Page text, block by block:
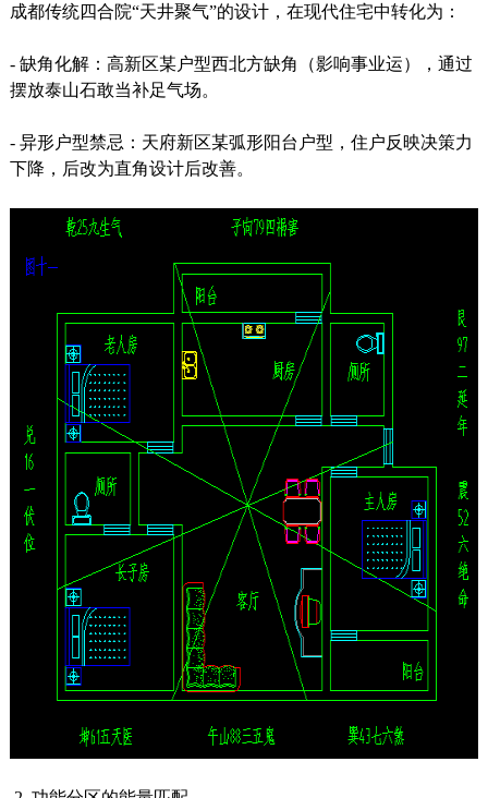
成都传统四合院“天井聚气”的设计，在现代住宅中转化为：
- 缺角化解：高新区某户型西北方缺角（影响事业运），通过
摆放泰山石敢当补足气场。
- 异形户型禁忌：天府新区某弧形阳台户型，住户反映决策力
下降，后改为直角设计后改善。